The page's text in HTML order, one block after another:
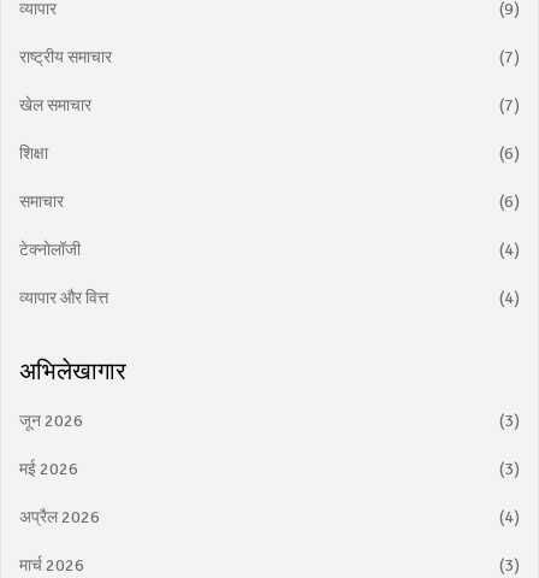
व्यापार (9)
राष्ट्रीय समाचार (7)
खेल समाचार (7)
शिक्षा (6)
समाचार (6)
टेक्नोलॉजी (4)
व्यापार और वित्त (4)
अभिलेखागार
जून 2026 (3)
मई 2026 (3)
अप्रैल 2026 (4)
मार्च 2026 (3)